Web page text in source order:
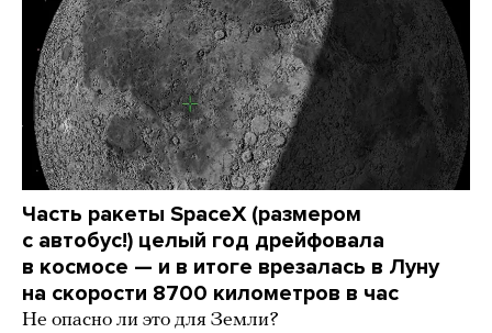
Часть ракеты SpaceX (размером
с автобус!) целый год дрейфовала
в космосе — и в итоге врезалась в Луну
на скорости 8700 километров в час
Не опасно ли это для Земли?